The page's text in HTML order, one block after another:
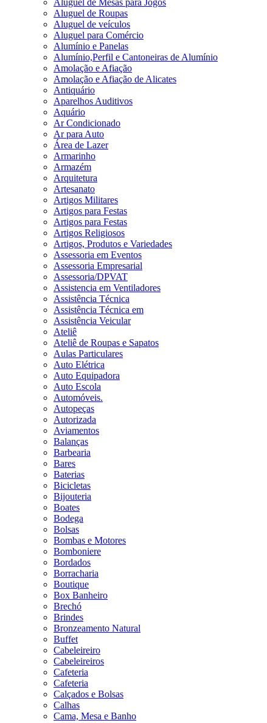
Aluguel de Mesas para Jogos
Aluguel de Roupas
Aluguel de veículos
Aluguel para Comércio
Alumínio e Panelas
Alumínio,Perfil e Cantoneiras de Alumínio
Amolação e Afiação
Amolação e Afiação de Alicates
Antiquário
Aparelhos Auditivos
Aquário
Ar Condicionado
Ar para Auto
Área de Lazer
Armarinho
Armazém
Arquitetura
Artesanato
Artigos Militares
Artigos para Festas
Artigos para Festas
Artigos Religiosos
Artigos, Produtos e Variedades
Assessoria em Eventos
Assessoria Empresarial
Assessoria/DPVAT
Assistencia em Ventiladores
Assistência Técnica
Assistência Técnica em
Assistência Veicular
Ateliê
Ateliê de Roupas e Sapatos
Aulas Particulares
Auto Elétrica
Auto Equipadora
Auto Escola
Automóveis.
Autopeças
Autorizada
Aviamentos
Balanças
Barbearia
Bares
Baterias
Bicicletas
Bijouteria
Boates
Bodega
Bolsas
Bombas e Motores
Bomboniere
Bordados
Borracharia
Boutique
Box Banheiro
Brechó
Brindes
Bronzeamento Natural
Buffet
Cabeleireiro
Cabeleireiros
Cafeteria
Cafeteria
Calçados e Bolsas
Calhas
Cama, Mesa e Banho